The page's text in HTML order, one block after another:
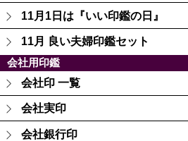
11月1日は『いい印鑑の日』
11月 良い夫婦印鑑セット
会社用印鑑
会社印 一覧
会社実印
会社銀行印